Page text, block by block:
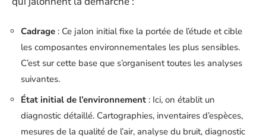
Cadrage : Ce jalon initial fixe la portée de l’étude et cible
les composantes environnementales les plus sensibles.
C’est sur cette base que s’organisent toutes les analyses
suivantes.
État initial de l’environnement : Ici, on établit un
diagnostic détaillé. Cartographies, inventaires d’espèces,
mesures de la qualité de l’air, analyse du bruit, diagnostic